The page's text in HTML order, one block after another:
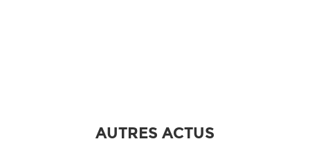
AUTRES ACTUS